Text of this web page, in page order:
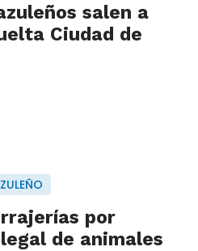
salen a
Ciudad de
por
de animales